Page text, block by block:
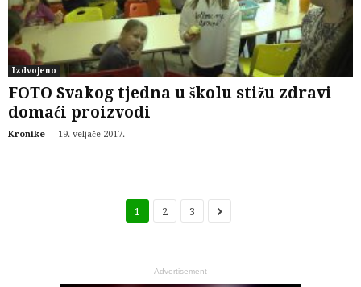
Izdvojeno
FOTO Svakog tjedna u školu stižu zdravi
domaći proizvodi
Kronike - 19. veljače 2017.
1 2 3
- Advertisement -